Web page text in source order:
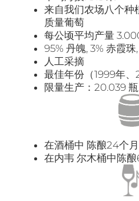
来自我们农场八个种
质量葡萄
每公顷平均产量
95% 丹魄, 3% 赤霞珠
人工采摘
最佳年份（1999年
限量生产：20.039 瓶
在酒桶中 陈酿24个月
在内韦 尔木桶中陈酿